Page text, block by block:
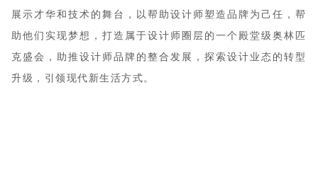
展示才华和技术的舞台，以帮助设计师塑造品牌为己任，帮
助他们实现梦想，打造属于设计师圈层的一个殿堂级奥林匹
克盛会，助推设计师品牌的整合发展，探索设计业态的转型
升级，引领现代新生活方式。